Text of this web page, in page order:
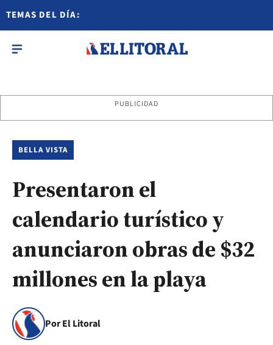
TEMAS DEL DÍA:
PUBLICIDAD
BELLA VISTA
Presentaron el
calendario turístico y
anunciaron obras de $32
millones en la playa
Por El Litoral